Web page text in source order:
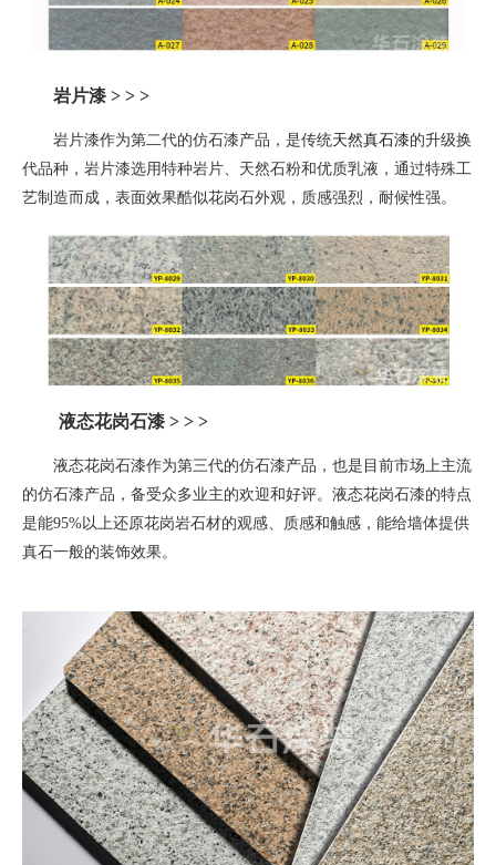
岩片漆 > > >
岩片漆作为第二代的仿石漆产品，是传统天然真石漆的升级换
代品种 ， 岩片漆选用特种岩片、天然石粉和优质乳液，通过特殊工
艺制造而成，表面效果酷似花岗石外观，质感强烈，耐候性强。
液态花岗石漆 > > >
液态花岗石漆作为第三代的仿石漆产品，也是目前市场上主流
的仿石漆产品，备受众多业主的欢迎和好评。液态花岗石漆的特点
是能95%以上还原花岗岩石材的观感、质感和触感，能给墙体提供
真石一般的装饰效果。